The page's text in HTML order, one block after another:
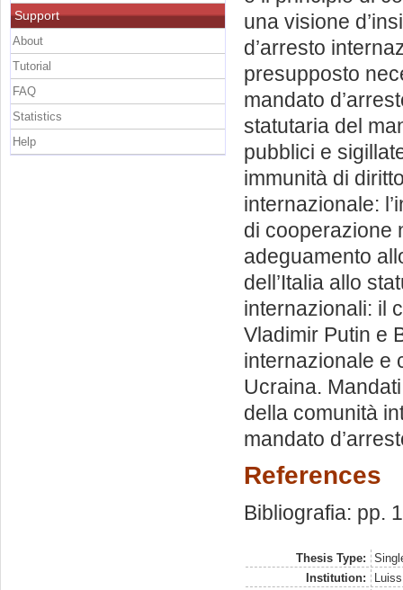
una visione
d’arresto
presupposto
mandato
statutaria del
pubblici e
immunità di
internazionale:
di cooperazione
adeguamento
dell’Italia allo
internazionali: il
Vladimir Putin e
internazionale e
Ucraina.
della comunità
mandato
References
Bibliografia: pp.
Thesis Type:
Institution:
Support
About
Tutorial
FAQ
Statistics
Help